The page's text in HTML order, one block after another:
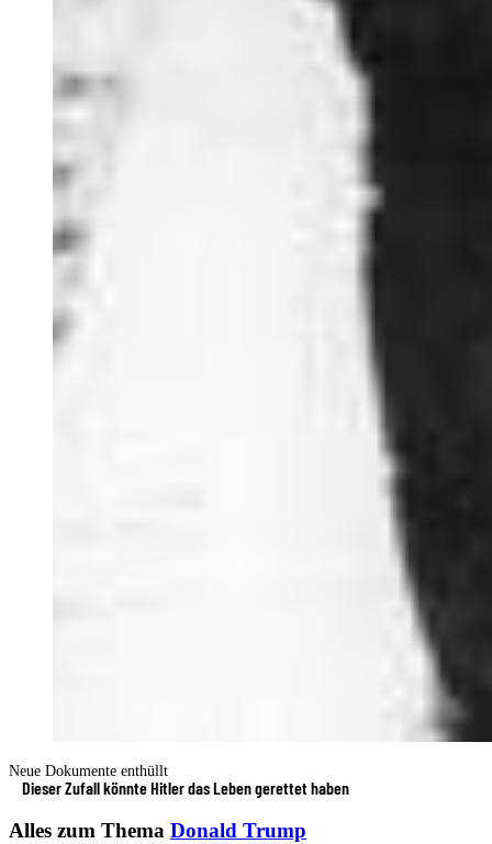
Neue Dokumente enthüllt
Dieser Zufall könnte Hitler das Leben gerettet haben
Alles zum Thema Donald Trump